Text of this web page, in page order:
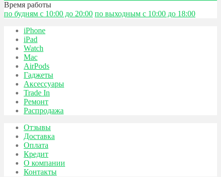
Время работы
по будням с 10:00 до 20:00 по выходным с 10:00 до 18:00
iPhone
iPad
Watch
Mac
AirPods
Гаджеты
Аксессуары
Trade In
Ремонт
Распродажа
Отзывы
Доставка
Оплата
Кредит
О компании
Контакты